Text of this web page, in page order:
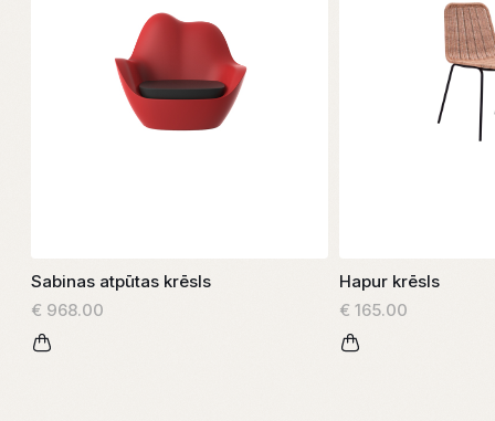
Sabinas atpūtas krēsls
€ 968.00
Hapur krēsls
€ 165.00